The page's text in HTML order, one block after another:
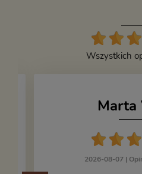
Wszystkich
Marta
2026-08-07 |